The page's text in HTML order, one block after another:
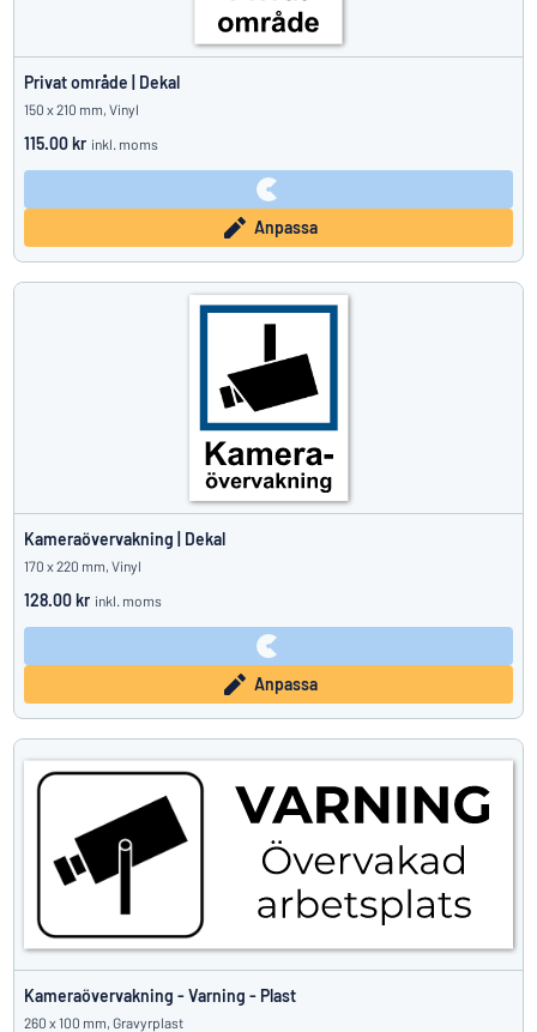
Privat område | Dekal
150 x 210 mm, Vinyl
115.00 kr inkl. moms
Anpassa
Kameraövervakning | Dekal
170 x 220 mm, Vinyl
128.00 kr inkl. moms
Anpassa
Kameraövervakning - Varning - Plast
260 x 100 mm, Gravyrplast